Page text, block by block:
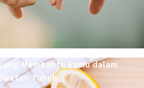
Membantu kamu dalam
Tubuh